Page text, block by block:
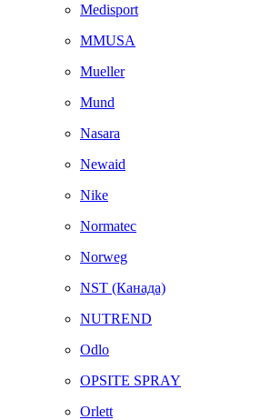
Medisport
MMUSA
Mueller
Mund
Nasara
Newaid
Nike
Normatec
Norweg
NST (Канада)
NUTREND
Odlo
OPSITE SPRAY
Orlett